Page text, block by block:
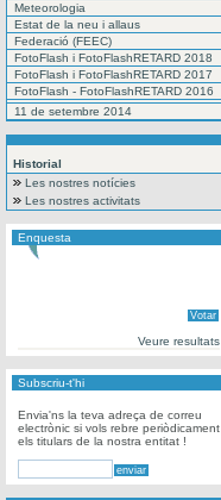
Meteorologia
Estat de la neu i allaus
Federació (FEEC)
FotoFlash i FotoFlashRETARD 2018
FotoFlash i FotoFlashRETARD 2017
FotoFlash - FotoFlashRETARD 2016
11 de setembre 2014
Historial
Les nostres notícies
Les nostres activitats
Enquesta
Veure resultats
Subscriu-t'hi
Envia'ns la teva adreça de correu
electrònic si vols rebre periòdicament
els titulars de la nostra entitat !